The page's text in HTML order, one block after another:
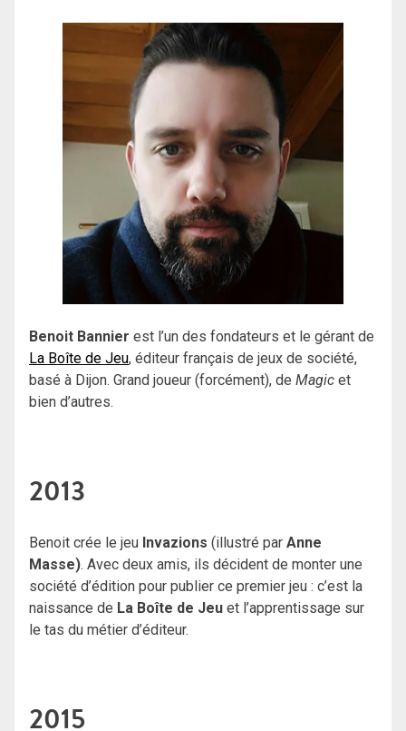
Benoit Bannier est l’un des fondateurs et le gérant de
La Boîte de Jeu, éditeur français de jeux de société,
basé à Dijon. Grand joueur (forcément), de Magic et
bien d’autres.
2013
Benoit crée le jeu Invazions (illustré par Anne
Masse). Avec deux amis, ils décident de monter une
société d’édition pour publier ce premier jeu : c’est la
naissance de La Boîte de Jeu et l’apprentissage sur
le tas du métier d’éditeur.
2015